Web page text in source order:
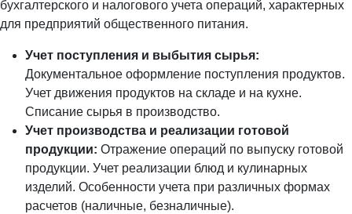
бухгалтерского и налогового учета операций, характерных
для предприятий общественного питания.
Учет поступления и выбытия сырья:
Документальное оформление поступления продуктов.
Учет движения продуктов на складе и на кухне.
Списание сырья в производство.
Учет производства и реализации готовой
продукции: Отражение операций по выпуску готовой
продукции. Учет реализации блюд и кулинарных
изделий. Особенности учета при различных формах
расчетов (наличные, безналичные).